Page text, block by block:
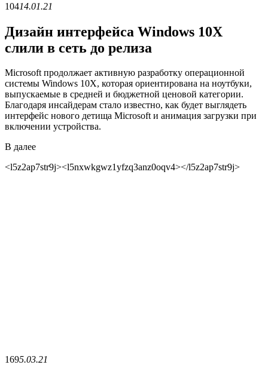
10414.01.21
Дизайн интерфейса Windows 10X
слили в сеть до релиза
Microsoft продолжает активную разработку операционной
системы Windows 10X, которая ориентирована на ноутбуки,
выпускаемые в средней и бюджетной ценовой категории.
Благодаря инсайдерам стало известно, как будет выглядеть
интерфейс нового детища Microsoft и анимация загрузки при
включении устройства.
В далее
<l5z2ap7str9j><l5nxwkgwz1yfzq3anz0oqv4></l5z2ap7str9j>
1695.03.21